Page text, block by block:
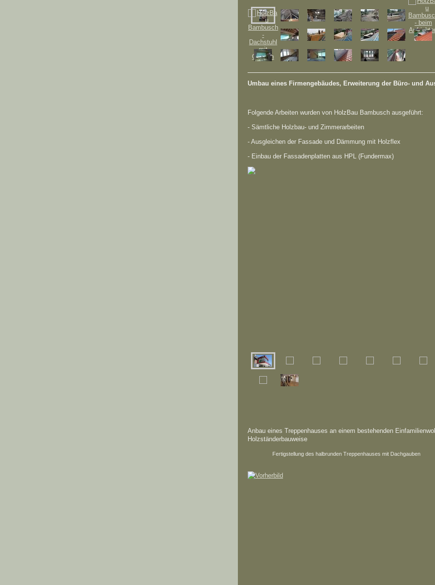
Umbau eines Firmengebäudes, Erweiterung der Büro- und
Folgende Arbeiten wurden von HolzBau Bambusch ausgeführt:
- Sämtliche Holzbau- und Zimmerarbeiten
- Ausgleichen der Fassade und Dämmung mit Holzflex
- Einbau der Fassadenplatten aus HPL (Fundermax)
Anbau eines Treppenhauses an einem bestehenden
Holzständerbauweise
Fertigstellung des halbrunden Treppenhauses mit Dachgauben